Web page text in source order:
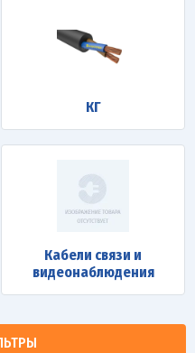
КГ
Кабели связи и
видеонаблюдения